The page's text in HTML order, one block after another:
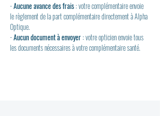
- Aucune avance des frais : votre complémentaire envoie
le règlement de la part complémentaire directement à Alpha
Optique.
- Aucun document à envoyer : votre opticien envoie tous
les documents nécessaires à votre complémentaire santé.